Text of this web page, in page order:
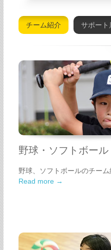
チーム紹介 サポート
野球・ソフトボール
野球、ソフトボールのチー
Read more →